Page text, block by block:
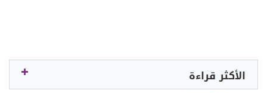
الأكثر قراءة